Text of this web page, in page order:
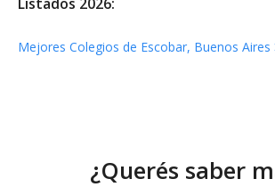
Mejores Colegios de Escobar, Buenos Aires
¿Querés saber